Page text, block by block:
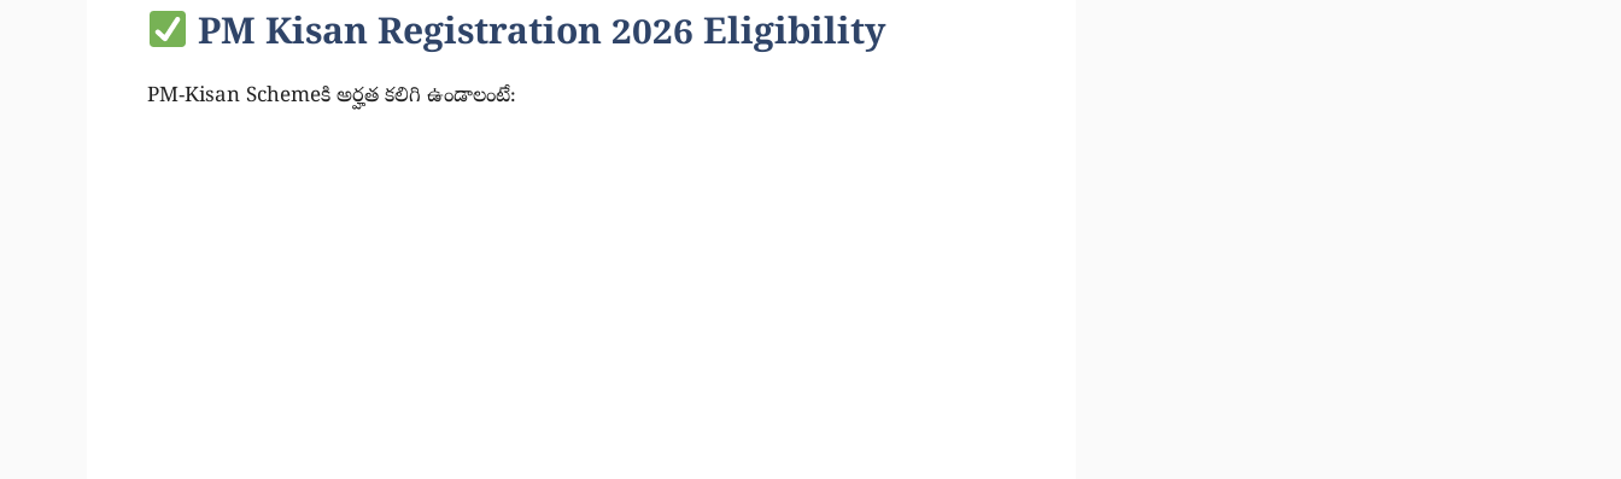
PM Kisan Registration 2026 Eligibility
PM-Kisan Schemeకి అర్హత కలిగి ఉండాలంటే: